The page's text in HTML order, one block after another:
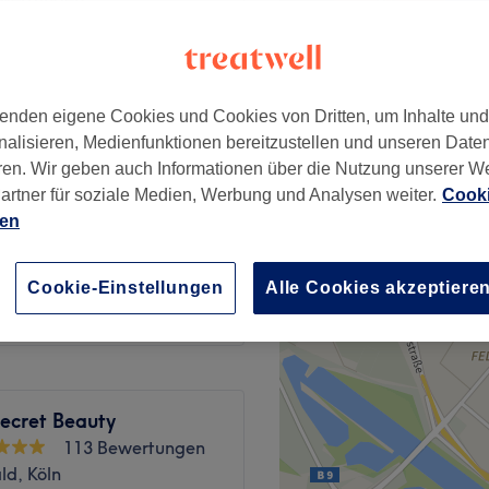
ab 5 €
ab 2 €
Gelmodellage)
Beauty
113 Bewertungen
Köln
eigene Cookies und Cookies von Dritten, um Inhalte
Medienfunktionen bereitzustellen und unseren
Wir geben auch Informationen über die Nutzung unserer
für soziale Medien, Werbung und Analysen weiter.
Cookie-Einstellungen Alle Cookies akzeptieren